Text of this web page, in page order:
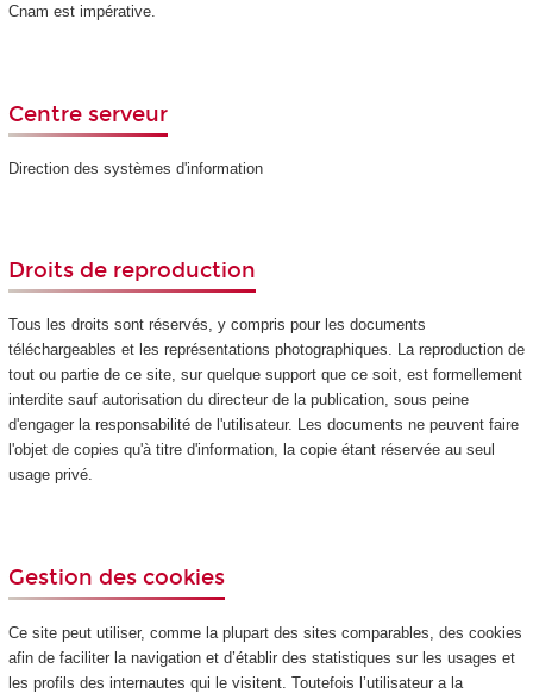
Cnam est impérative.
Centre serveur
Direction des systèmes d'information
Droits de reproduction
Tous les droits sont réservés, y compris pour les documents
téléchargeables et les représentations photographiques. La reproduction de
tout ou partie de ce site, sur quelque support que ce soit, est formellement
interdite sauf autorisation du directeur de la publication, sous peine
d'engager la responsabilité de l'utilisateur. Les documents ne peuvent faire
l'objet de copies qu'à titre d'information, la copie étant réservée au seul
usage privé.
Gestion des cookies
Ce site peut utiliser, comme la plupart des sites comparables, des cookies
afin de faciliter la navigation et d’établir des statistiques sur les usages et
les profils des internautes qui le visitent. Toutefois l’utilisateur a la